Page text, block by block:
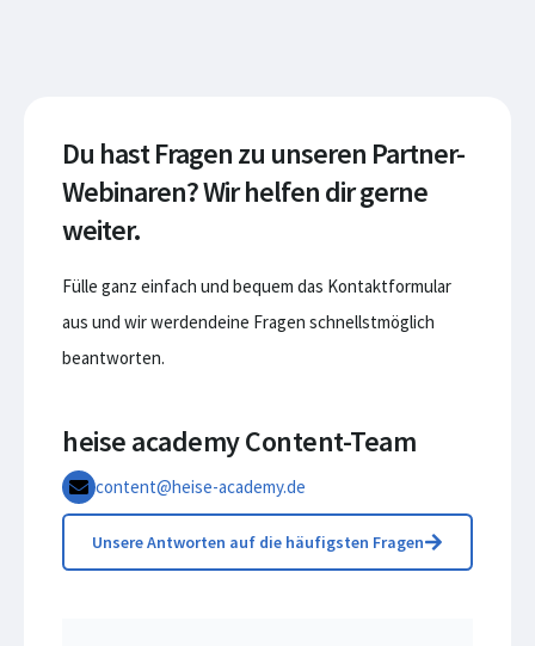
Du hast Fragen zu unseren Partner-
Webinaren? Wir helfen dir gerne
weiter.
Fülle ganz einfach und bequem das Kontaktformular
aus und wir werdendeine Fragen schnellstmöglich
beantworten.
heise academy Content-Team
content@heise-academy.de
Unsere Antworten auf die häufigsten Fragen